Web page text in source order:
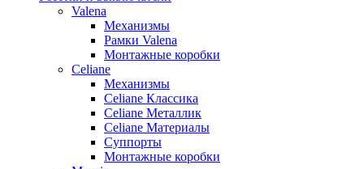
Valena
Механизмы
Рамки Valena
Монтажные коробки
Celiane
Механизмы
Celiane Классика
Celiane Металлик
Celiane Материалы
Суппорты
Монтажные коробки